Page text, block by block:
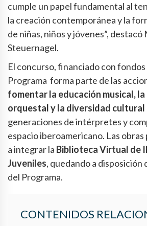
cumple un papel fundamental al
la creación contemporánea y la
de niñas, niños y jóvenes”, destacó
Steuernagel.
El concurso, financiado con
Programa forma parte de las
fomentar la educación musical,
orquestal y la diversidad cultural
generaciones de intérpretes y
espacio iberoamericano. Las obras
a integrar la Biblioteca Virtual de
Juveniles, quedando a disposición
del Programa.
CONTENIDOS